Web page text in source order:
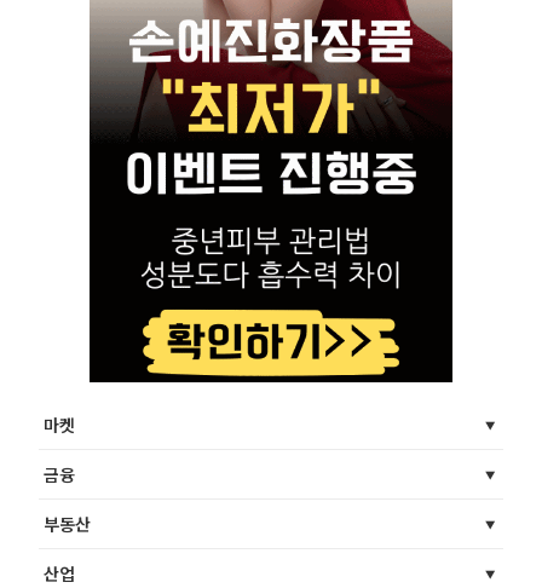
마켓
금융
부동산
산업